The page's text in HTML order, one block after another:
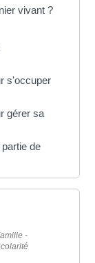
vivant ?
s'occuper
gérer sa
de
-